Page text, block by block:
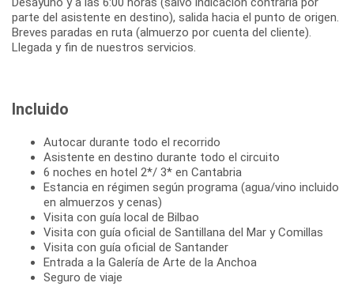
parte del asistente en destino), salida hacia el punto de origen.
Breves paradas en ruta (almuerzo por cuenta del cliente).
Incluido
Autocar durante todo el recorrido
Asistente en destino durante todo el circuito
6 noches en hotel 2*/ 3* en Cantabria
Estancia en régimen según programa (agua/vino incluido
en almuerzos y cenas)
Visita con guía local de Bilbao
Visita con guía oficial de Santillana del Mar y Comillas
Visita con guía oficial de Santander
Entrada a la Galería de Arte de la Anchoa
Seguro de viaje